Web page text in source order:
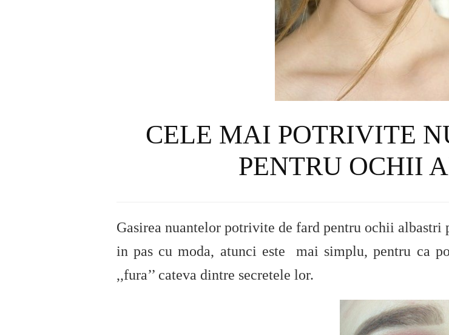
CELE MAI POTRIVITE
PENTRU OCHII
Gasirea nuantelor potrivite de fard pentru ochii albastri
in pas cu moda, atunci este mai simplu, pentru ca
,,fura’’ cateva dintre secretele lor.